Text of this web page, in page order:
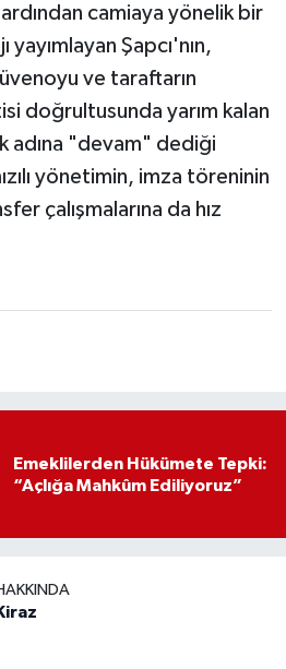
camiaya yönelik bir
yayımlayan Şapcı'nın,
ve taraftarın
doğrultusunda yarım kalan
adına "devam" dediği
yönetimin, imza töreninin
çalışmalarına da hız
Emeklilerden Hükümete Tepki:
“Açlığa Mahkûm Ediliyoruz”